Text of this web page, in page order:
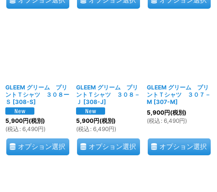
GLEEM グリーム プリ
ントＴシャツ ３０８ー
Ｓ [308-S]
5,900円(税別)
(税込 : 6,490円)
オプション選択
GLEEM グリーム プリ
ントＴシャツ ３０８－
Ｊ [308-J]
5,900円(税別)
(税込 : 6,490円)
オプション選択
GLEEM グリーム プリ
ントＴシャツ ３０７－
M [307-M]
5,900円(税別)
(税込 : 6,490円)
オプション選択